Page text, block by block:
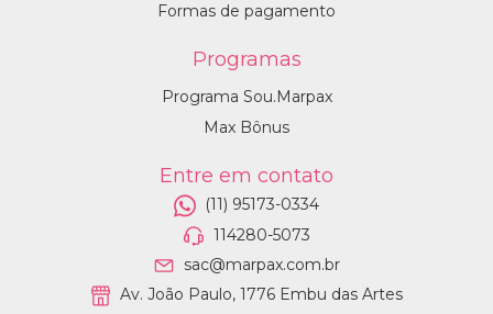
Formas de pagamento
Programas
Programa Sou.Marpax
Max Bônus
Entre em contato
(11) 95173-0334
114280-5073
sac@marpax.com.br
Av. João Paulo, 1776 Embu das Artes